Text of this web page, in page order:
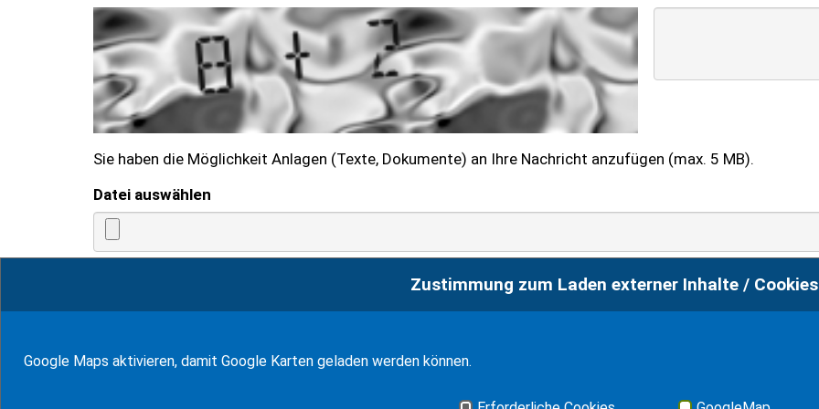
Sie haben die Möglichkeit Anlagen (Texte, Dokumente) an Ihre Nachricht anzufügen (max. 5 MB).
Datei auswählen
Hiermit bin ich einverstanden, dass meine personenbezogenen Daten im Rahmen der
Anfragebearbeitung übermittelt und verarbeitet werden. Die Informationen und
» zur Datenschutzerklärung
Zustimmung zum Laden externer Inhalte / Cookies
Google Maps aktivieren, damit Google Karten geladen werden können.